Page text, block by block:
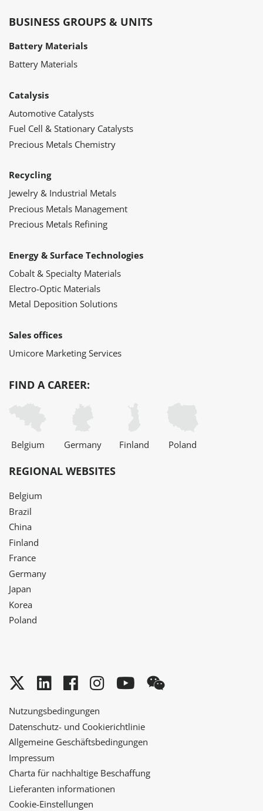
BUSINESS GROUPS & UNITS
Battery Materials
Battery Materials
Catalysis
Automotive Catalysts
Fuel Cell & Stationary Catalysts
Precious Metals Chemistry
Recycling
Jewelry & Industrial Metals
Precious Metals Management
Precious Metals Refining
Energy & Surface Technologies
Cobalt & Specialty Materials
Electro-Optic Materials
Metal Deposition Solutions
Sales offices
Umicore Marketing Services
FIND A CAREER:
Belgium Germany Finland Poland
REGIONAL WEBSITES
Belgium
Brazil
China
Finland
France
Germany
Japan
Korea
Poland
Twitter
LinkedInFacebook
Instagram
YouTube
Nutzungsbedingungen
Datenschutz- und Cookierichtlinie
Allgemeine Geschäftsbedingungen
Impressum
Charta für nachhaltige Beschaffung
Lieferanten informationen
Cookie-Einstellungen